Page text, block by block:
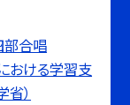
合唱
おける学習支
）